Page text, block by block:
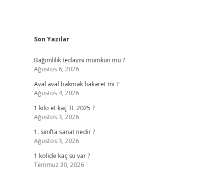
Sidebar
Son Yazılar
Bağımlılık tedavisi mümkün mü ?
Ağustos 6, 2026
Aval aval bakmak hakaret mi ?
Ağustos 4, 2026
1 kilo et kaç TL 2025 ?
Ağustos 3, 2026
1. sınıfta sanat nedir ?
Ağustos 3, 2026
1 kolide kaç su var ?
Temmuz 30, 2026